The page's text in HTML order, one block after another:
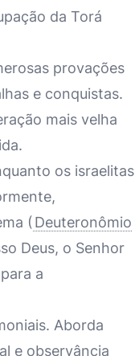
da Torá
provações
e conquistas.
mais velha
os israelitas
( Deuteronômio
Deus, o Senhor
a
Aborda
e observância